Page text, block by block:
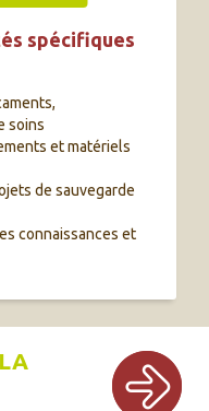
spécifiques
soins
et matériels
de sauvegarde
connaissances et